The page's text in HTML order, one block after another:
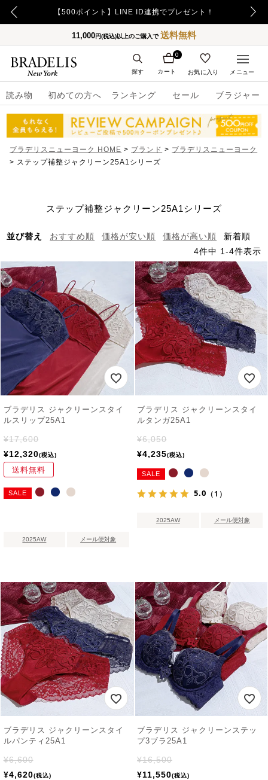
【500ポイント】LINE ID連携でプレゼント！
11,000円(税込)以上のご購入で送料無料
読み物 初めての方へ ランキング セール ブラジャー
カート
0
お気に入り
探す メニュー
ブラデリスニューヨーク HOME ブランド
ブラデリスニューヨーク
ステップ補整ジャクリーン25A1シリーズ
ステップ補整ジャクリーン25A1シリーズ
並び替え おすすめ順 価格が安い順 価格が高い順
新着順
4件中 1 -4件表示
ブラデリス ジャクリーンスタイ
ルスリップ25A1
¥17,600
¥12,320 税込
送料無料
SALE
2025AW メール便対象
ブラデリス ジャクリーンスタイ
ルタンガ25A1
¥6,050
¥4,235 税込
SALE
5.0 （1）
2025AW メール便対象
ブラデリス ジャクリーンスタイ
ルパンティ25A1
¥6,600
¥4,620 税込
ブラデリス ジャクリーンステッ
プ3ブラ25A1
¥16,500
¥11,550 税込